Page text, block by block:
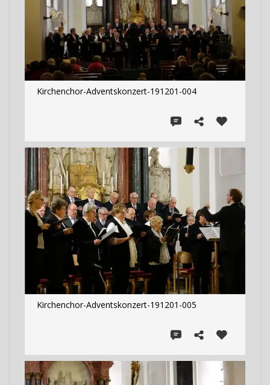
Kirchenchor-Adventskonzert-191201-004
Kirchenchor-Adventskonzert-191201-005